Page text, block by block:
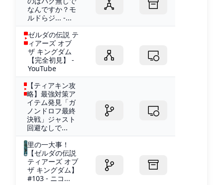
なんですか？モ
ルドらジ... -...
ゼルダの伝説 テ
ィアーズ オブ
ザ キングダム
【完全初見】 -
YouTube
【ティアキン攻
略】最強対策ア
イテム発見「ガ
ノンドロフ最終
決戦」ジャスト
回避なしで...
里の一大事！
【ゼルダの伝説
ティアーズ オブ
ザ キングダム】
#103 - ニコ...